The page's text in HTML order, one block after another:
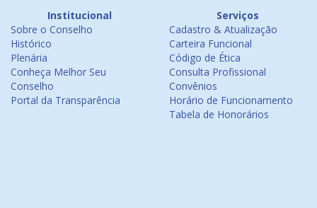
Institucional
Sobre o Conselho
Histórico
Plenária
Conheça Melhor Seu
Conselho
Portal da Transparência
Serviços
Cadastro & Atualização
Carteira Funcional
Código de Ética
Consulta Profissional
Convênios
Horário de Funcionamento
Tabela de Honorários